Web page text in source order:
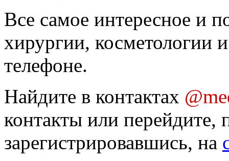
Все самое интересное и
хирургии, косметологии
телефоне.
Найдите в контактах
контакты или перейдите,
зарегистрировавшись, на